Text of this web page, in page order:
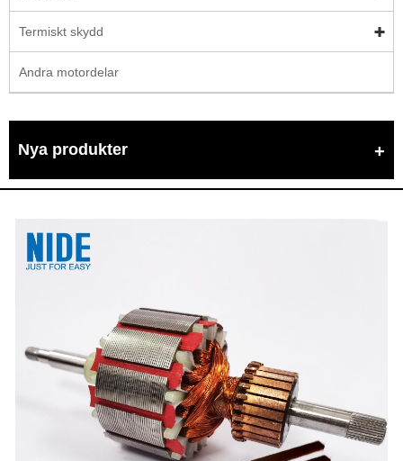
Termiskt skydd
Andra motordelar
Nya produkter